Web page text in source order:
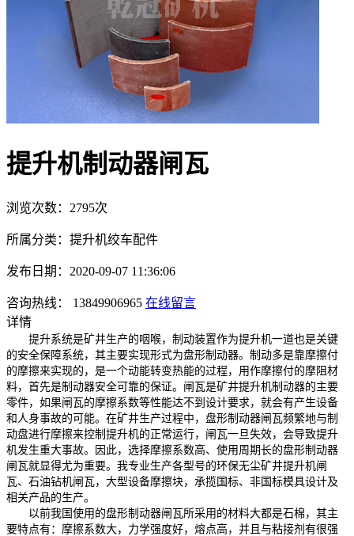
提升机制动器闸瓦
浏览次数：2795次
所属分类：提升机绞车配件
发布日期：2020-09-07 11:36:06
咨询热线： 13849906965 在线留言
详情
提升系统是矿井生产的咽喉，制动装置作为提升机一道也是关键
的安全保障系统，其主要实现形式为盘形制动器。制动多是靠摩擦付
的摩擦来实现的，是一个动能转变热能的过程，用作摩擦付的摩阻材
料，首先是制动器安全可靠的保证。闸瓦是矿井提升机制动器的主要
零件，如果闸瓦的摩擦系数等性能达不到设计要求，就会有产生设备
和人身事故的可能。在矿井生产过程中，盘形制动器闸瓦频繁地与制
动盘进行摩擦来控制提升机的正常运行，闸瓦一旦失效，会导致提升
机发生重大事故。因此，选择摩擦系数高、使用周期长的盘形制动器
闸瓦就显得尤为重要。我专业生产各型号的环保无尘矿井提升机闸
瓦、石油钻机闸瓦，大型设备摩擦块，承揽国标、非国标模具设计及
相关产品的生产。
以前我国使用的盘形制动器闸瓦所采用的材料大都是石棉，其主
要特点有：摩擦系数大，力学强度好，熔点高，并且与粘接剂有很强